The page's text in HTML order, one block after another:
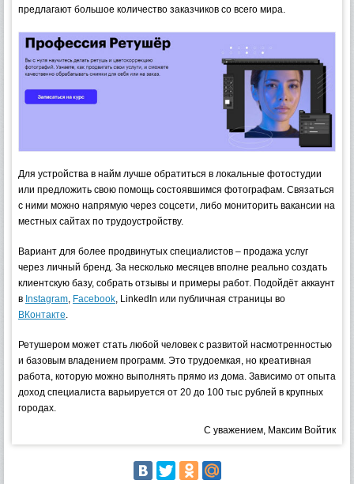
предлагают большое количество заказчиков со всего мира.
Для устройства в найм лучше обратиться в локальные фотостудии
или предложить свою помощь состоявшимся фотографам. Связаться
с ними можно напрямую через соцсети, либо мониторить вакансии на
местных сайтах по трудоустройству.
Вариант для более продвинутых специалистов – продажа услуг
через личный бренд. За несколько месяцев вполне реально создать
клиентскую базу, собрать отзывы и примеры работ. Подойдёт аккаунт
в Instagram Facebook , LinkedIn или публичная страницы во
ВКонтакте
Ретушером может стать любой человек с развитой насмотренностью
и базовым владением программ. Это трудоемкая, но креативная
работа, которую можно выполнять прямо из дома. Зависимо от опыта
доход специалиста варьируется от 20 до 100 тыс рублей в крупных
городах.
С уважением, Максим Войтик